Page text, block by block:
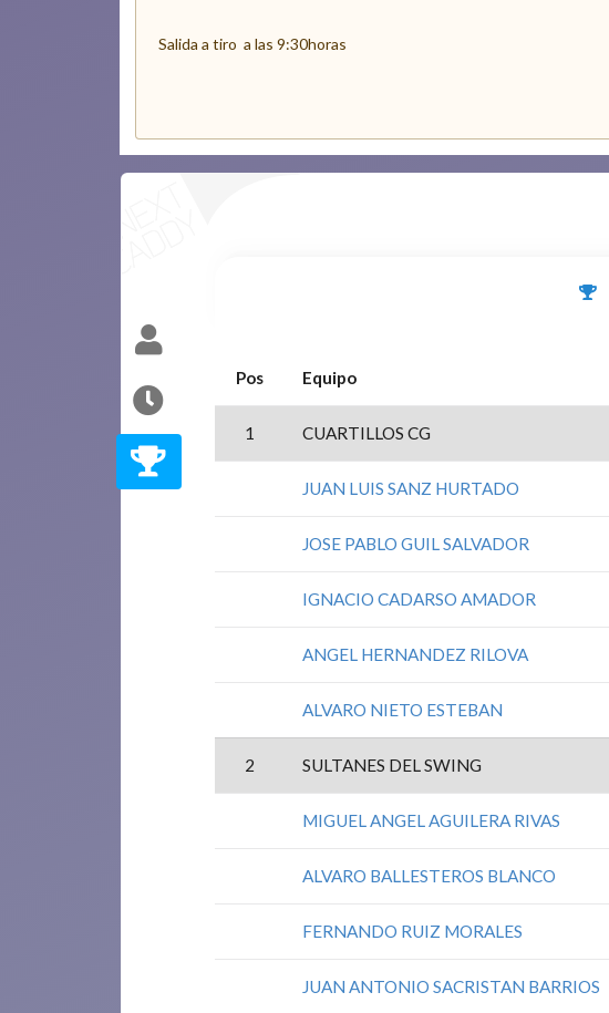
Salida a tiro a las 9:30horas
Pos Equipo
1 CUARTILLOS CG
JUAN LUIS SANZ HURTADO
JOSE PABLO GUIL SALVADOR
IGNACIO CADARSO AMADOR
ANGEL HERNANDEZ RILOVA
ALVARO NIETO ESTEBAN
2 SULTANES DEL SWING
MIGUEL ANGEL AGUILERA RIVAS
ALVARO BALLESTEROS BLANCO
FERNANDO RUIZ MORALES
JUAN ANTONIO SACRISTAN BARRIOS